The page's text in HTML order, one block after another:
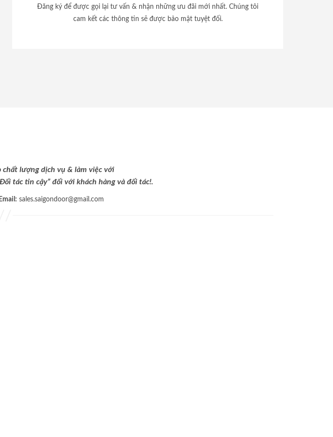
Đăng ký để được gọi lại tư vấn & nhận những ưu đãi mới nhất. Chúng tôi
cam kết các thông tin sẽ được bảo mật tuyệt đối.
chất lượng dịch vụ & làm việc với
tác tin cậy” đối với khách hàng và đối tác!.
Email : sales.saigondoor@gmail.com